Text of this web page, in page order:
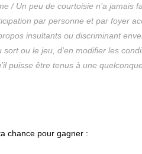
/ Un peu de courtoisie n’a jamais
par personne et par foyer
insultants ou discriminant
ou le jeu, d’en modifier les
puisse être tenus à une
chance pour gagner :